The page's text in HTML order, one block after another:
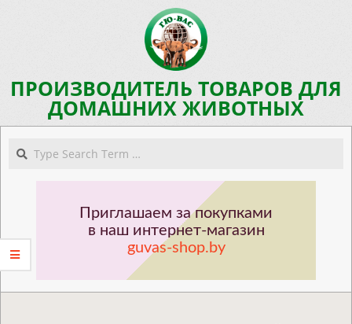
ПРОИЗВОДИТЕЛЬ ТОВАРОВ ДЛЯ
ДОМАШНИХ ЖИВОТНЫХ
Menu
Search
Приглашаем за покупками
в наш интернет-магазин
guvas-shop.by